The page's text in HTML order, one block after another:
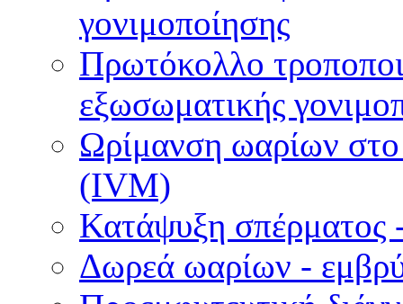
γονιμοποίησης
Πρωτόκολλο
εξωσωματικής
Ωρίμανση ωαρίων
(IVM)
Κατάψυξη σπέρματος
Δωρεά ωαρίων -